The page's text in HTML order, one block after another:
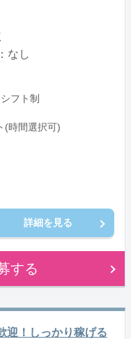
なし
フト制
(時間選択可)
詳細を見る
する
迎！しっかり稼げる